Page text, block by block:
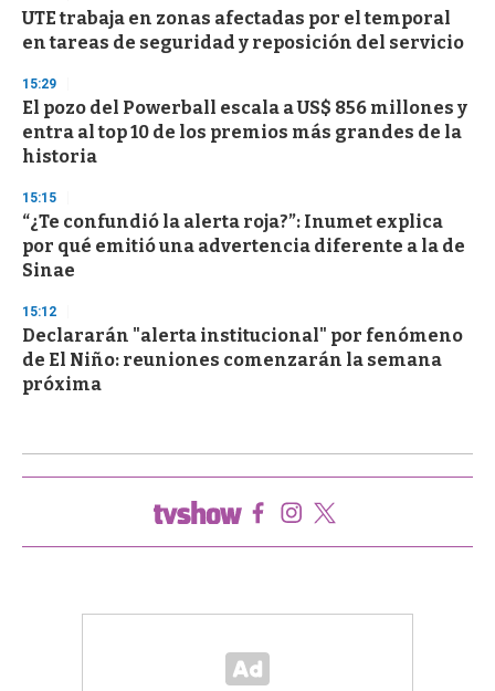
UTE trabaja en zonas afectadas por el temporal
en tareas de seguridad y reposición del servicio
15:29
El pozo del Powerball escala a US$ 856 millones y
entra al top 10 de los premios más grandes de la
historia
15:15
“¿Te confundió la alerta roja?”: Inumet explica
por qué emitió una advertencia diferente a la de
Sinae
15:12
Declararán "alerta institucional" por fenómeno
de El Niño: reuniones comenzarán la semana
próxima